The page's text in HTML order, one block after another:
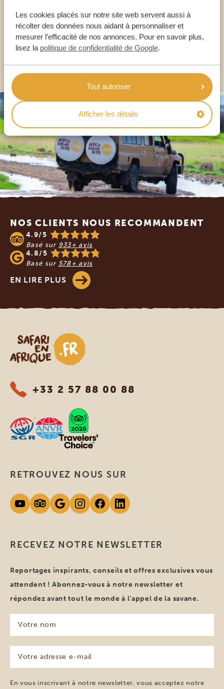
Les cookies placés sur notre site web servent aussi à
récolter des données nous aidant à personnaliser et
mesurer l’efficacité de nos annonces. Pour en savoir plus,
lisez la politique de confidentialité de Google.
Tout autoriser
Afficher les détails
FR: +33 2 57 88 00 88
Footer
NOS CLIENTS NOUS RECOMMANDENT
4.9/5
Basé sur 933+ avis
4.8/5
Basé sur 578+ avis
EN LIRE PLUS
Safari en Afrique
+33 2 57 88 00 88
RECEVEZ NOTRE NEWSLETTER
Reportages inspirants, conseils et offres exclusives vous
attendent ! Abonnez-vous à notre newsletter et
répondez avant tout le monde à l’appel de la savane.
nom
(Nécessaire)
adresse
e-
mail
En vous inscrivant à notre newsletter, vous acceptez notre
RETROUVEZ NOUS SUR